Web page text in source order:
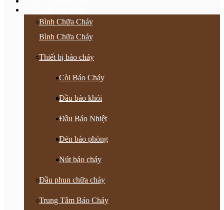
Bình Chữa Cháy
Bình Chữa Cháy
Thiết bị báo cháy
Còi Báo Cháy
Đầu báo khói
Đầu Báo Nhiệt
Đèn báo phòng
Nút báo cháy
Đầu phun chữa cháy
Trung Tâm Báo Cháy